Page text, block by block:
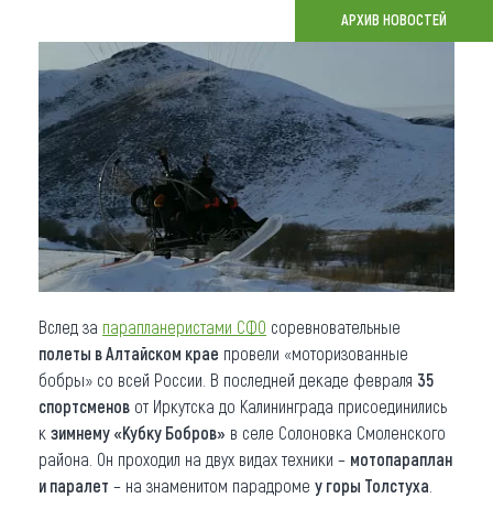
Что привезти (сувениры)
О регионе
Коллекция впечатлений
Другие рубрики
АРХИВ НОВОСТЕЙ
Вслед за парапланеристами СФО соревновательные
полеты в Алтайском крае провели «моторизованные
бобры» со всей России. В последней декаде февраля 35
спортсменов от Иркутска до Калининграда присоединились
к зимнему «Кубку Бобров» в селе Солоновка Смоленского
района. Он проходил на двух видах техники – мотопараплан
и паралет – на знаменитом парадроме у горы Толстуха